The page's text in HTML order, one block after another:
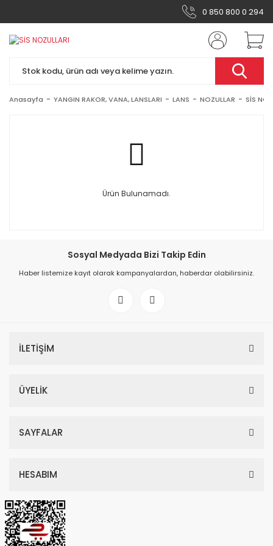
0 850 800 0 294
Anasayfa YANGIN RAKOR, VANA, LANSLARI LANS NOZULLAR SİS
Ürün Bulunamadı.
Sosyal Medyada Bizi Takip Edin
Haber listemize kayıt olarak kampanyalardan, haberdar olabilirsiniz.
İLETİŞİM
ÜYELİK
SAYFALAR
HESABIM